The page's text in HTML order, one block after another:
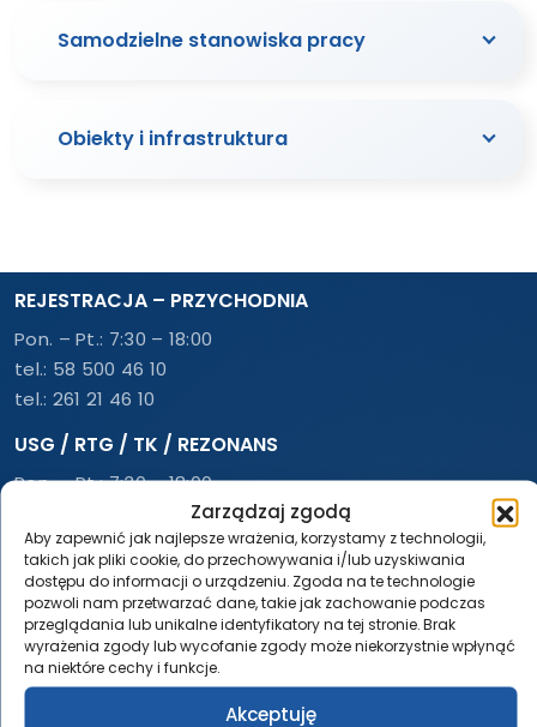
Zarządzaj zgodą
Aby zapewnić jak najlepsze wrażenia, korzystamy z technologii,
takich jak pliki cookie, do przechowywania i/lub uzyskiwania
dostępu do informacji o urządzeniu. Zgoda na te technologie
pozwoli nam przetwarzać dane, takie jak zachowanie podczas
przeglądania lub unikalne identyfikatory na tej stronie. Brak
wyrażenia zgody lub wycofanie zgody może niekorzystnie wpłynąć
na niektóre cechy i funkcje.
Akceptuję
Samodzielne stanowiska pracy
Obiekty i infrastruktura
REJESTRACJA – PRZYCHODNIA
Pon. – Pt.: 7:30 – 18:00
tel.: 58 500 46 10
tel.: 261 21 46 10
USG / RTG / TK / REZONANS
Pon. – Pt.: 7:30 – 18:00
tel.:261 21 62 60
IZBA PRZYJĘĆ
Całodobowo
tel.:58 552 63 18
tel.:261 21 63 18